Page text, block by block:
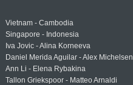
Vietnam - Cambodia
Singapore - Indonesia
Iva Jovic - Alina Korneeva
Daniel Merida Aguilar - Alex Michelsen
Ann Li - Elena Rybakina
Tallon Griekspoor - Matteo Arnaldi